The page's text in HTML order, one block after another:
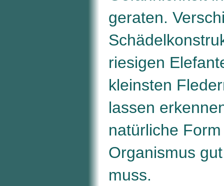
geraten.
riesigen
kleinsten
lassen
natürliche
Organismus
muss.